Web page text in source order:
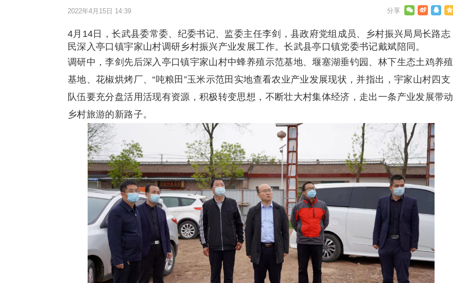
2022年4月15日 14:39
4月14日，长武县委常委、纪委书记、监委主任李剑，县政府党组成员、乡村振兴局局长路志
民深入亭口镇宇家山村调研乡村振兴产业发展工作。长武县亭口镇党委书记戴斌陪同。
调研中，李剑先后深入亭口镇宇家山村中蜂养殖示范基地、堰塞湖垂钓园、林下生态土鸡养殖
基地、花椒烘烤厂、“吨粮田”玉米示范田实地查看农业产业发展现状，并指出，宇家山村四支
队伍要充分盘活用活现有资源，积极转变思想，不断壮大村集体经济，走出一条产业发展带动
乡村旅游的新路子。